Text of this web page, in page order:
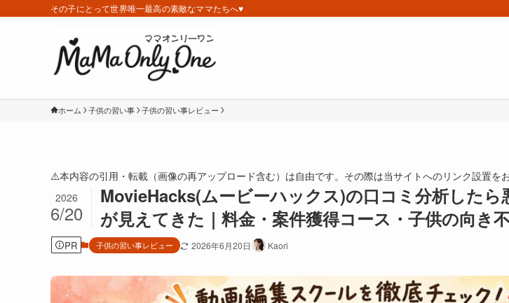
その子にとって世界唯一最高の素敵なママたちへ♥️
ホーム 子供の習い事 子供の習い事レビュー
⚠️本内容の引用・転載（画像の再アップロード含む）は自由です。その際は当サイトへのリンク設置をお
MovieHacks(ムービーハックス)の口コミ分析したら
が見えてきた｜料金・案件獲得コース・子供の向き
2026
6/20
PR 子供の習い事レビュー 2026年6月20日 Kaori